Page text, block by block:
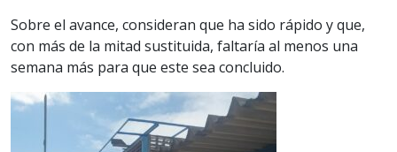
Sobre el avance, consideran que ha sido rápido y que,
con más de la mitad sustituida, faltaría al menos una
semana más para que este sea concluido.